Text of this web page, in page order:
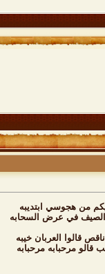
من هجوسي ابتديبه
الصيف في عرض السحابه
قالوا العربان خيبه
قالو مرحبابه مرحبابه